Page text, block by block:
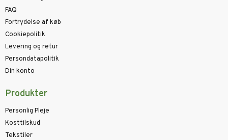
FAQ
Fortrydelse af køb
Cookiepolitik
Levering og retur
Persondatapolitik
Din konto
Produkter
Personlig Pleje
Kosttilskud
Tekstiler